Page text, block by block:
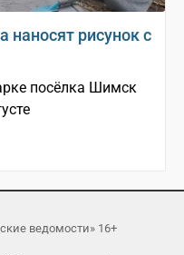
рисунок с
посёлка Шимск
ведомости» 16+